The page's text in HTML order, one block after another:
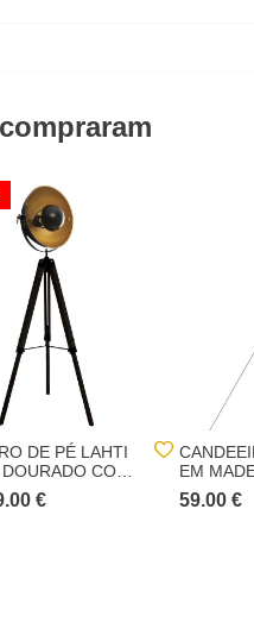
DE PÉ LAHTI
COM
€
EM
59.00 €